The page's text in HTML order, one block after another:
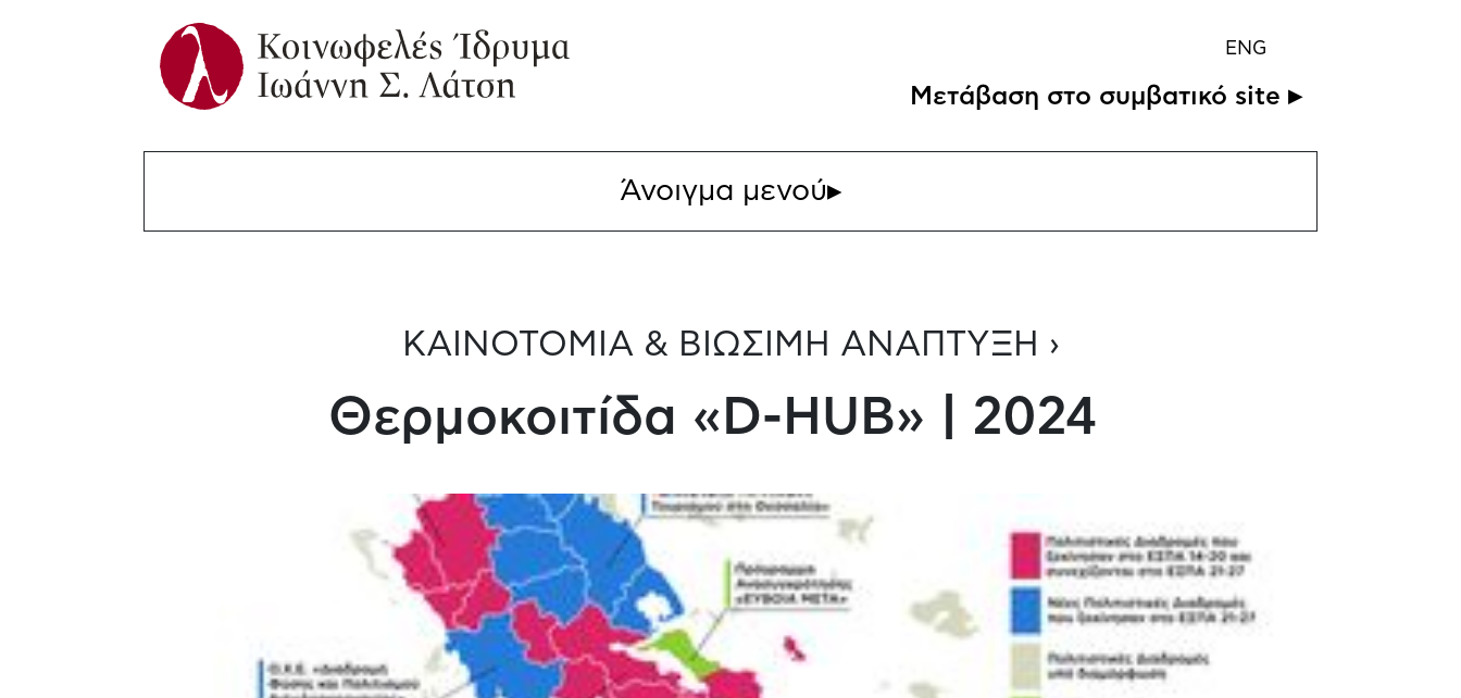
ENG
Μετάβαση στο συμβατικό site ▸
Άνοιγμα μενού▸
ΚΑΙΝΟΤΟΜΙΑ & ΒΙΩΣΙΜΗ ΑΝΑΠΤΥΞΗ ›
Θερμοκοιτίδα «D-HUB» | 2024